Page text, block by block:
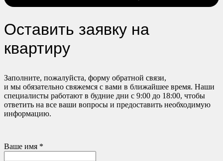
Оставить заявку на
квартиру
Заполните, пожалуйста, форму обратной связи,
и мы обязательно свяжемся с вами в ближайшее время. Наши
специалисты работают в будние дни с 9:00 до 18:00, чтобы
ответить на все ваши вопросы и предоставить необходимую
информацию.
Ваше имя *